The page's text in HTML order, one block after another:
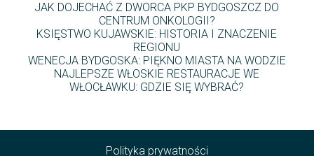
JAK DOJECHAĆ Z DWORCA PKP BYDGOSZCZ DO
CENTRUM ONKOLOGII?
KSIĘSTWO KUJAWSKIE: HISTORIA I ZNACZENIE
REGIONU
WENECJA BYDGOSKA: PIĘKNO MIASTA NA WODZIE
NAJLEPSZE WŁOSKIE RESTAURACJE WE
WŁOCŁAWKU: GDZIE SIĘ WYBRAĆ?
Polityka prywatności